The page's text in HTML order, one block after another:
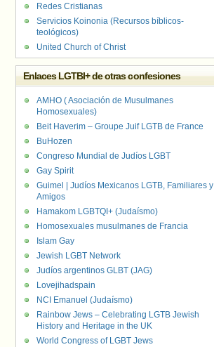
Redes Cristianas
Servicios Koinonia (Recursos bíblicos-
teológicos)
United Church of Christ
Enlaces LGTBI+ de otras confesiones
AMHO ( Asociación de Musulmanes
Homosexuales)
Beit Haverim – Groupe Juif LGTB de France
BuHozen
Congreso Mundial de Judíos LGBT
Gay Spirit
Guimel | Judíos Mexicanos LGTB, Familiares y
Amigos
Hamakom LGBTQI+ (Judaísmo)
Homosexuales musulmanes de Francia
Islam Gay
Jewish LGBT Network
Judíos argentinos GLBT (JAG)
Lovejihadspain
NCI Emanuel (Judaísmo)
Rainbow Jews – Celebrating LGTB Jewish
History and Heritage in the UK
World Congress of LGBT Jews